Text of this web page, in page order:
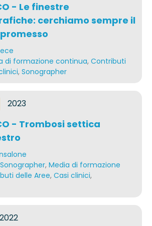
- Le finestre
cerchiamo sempre il
di formazione continua, Contributi
, Sonographer
2023
- Trombosi settica
, Media di formazione
delle Aree, Casi clinici,
2022